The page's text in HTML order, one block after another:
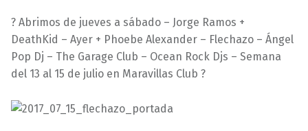
/
0
7
/
0
r
a
v
i
l
? Abrimos de jueves a sábado – Jorge Ramos +
DeathKid – Ayer + Phoebe Alexander – Flechazo – Ángel
Pop Dj – The Garage Club – Ocean Rock Djs – Semana
del 13 al 15 de julio en Maravillas Club ?